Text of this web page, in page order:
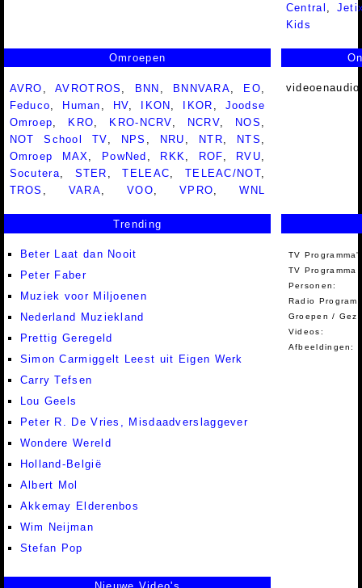
Central
Kids
Omroepen
AVRO ,AVROTROS , BNN , BNNVARA, EO,
Feduco, Human , HV, IKON , IKOR , Joodse
Omroep, KRO, KRO-NCRV, NCRV, NOS ,
NOT School TV, NPS , NRU , NTR, NTS ,
Omroep MAX, PowNed , RKK, ROF, RVU,
Socutera, STER ,TELEAC, TELEAC/NOT,
TROS , VARA,VOO,VPRO,WNL
Trending
Beter Laat dan Nooit
Peter Faber
Muziek voor Miljoenen
Nederland Muziekland
Prettig Geregeld
Simon Carmiggelt Leest uit Eigen Werk
Carry Tefsen
Lou Geels
Peter R. De Vries, Misdaadverslaggever
Wondere Wereld
Holland-België
Albert Mol
Akkemay Elderenbos
Wim Neijman
Stefan Pop
TV
TV Programma
Personen:
Radio
Groepen /
Videos:
Afbeeldingen: